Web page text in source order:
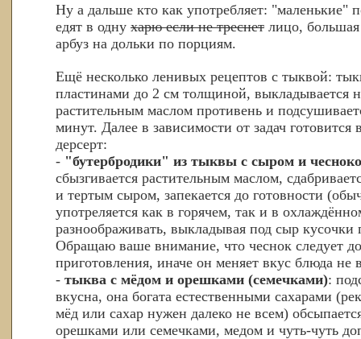
Ну а дальше кто как употребляет: "маленькие"
едят в одну харю если не треснет лицо, большая
арбуз на дольки по порциям.
Ещё несколько ленивых рецептов с тыквой:
пластинами до 2 см толщиной, выкладывается
растительным маслом противень и
минут. Далее в зависимости от задач готовится
дерсерт:
- "бутербродики" из тыквы с сыром и
сбызгивается растительным маслом,
и тертым сыром, запекается до готовности
употреляется как в горячем, так и в
разноображивать, выкладывая под сыр
Обращаю ваше внимание, что чеснок следует
приготовления, иначе он меняет вкус блюда не
- тыква с мёдом и орешками (семечками):
вкусна, она богата естественными сахарами
мёд или сахар нужен далеко не всем)
орешками или семечками, медом и чуть-чуть